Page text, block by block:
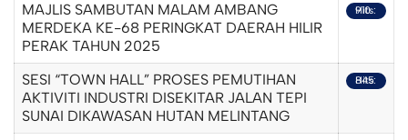
MAJLIS SAMBUTAN MALAM AMBANG
MERDEKA KE-68 PERINGKAT DAERAH HILIR
PERAK TAHUN 2025
Hits: 910
SESI “TOWN HALL” PROSES PEMUTIHAN
AKTIVITI INDUSTRI DISEKITAR JALAN TEPI
SUNAI DIKAWASAN HUTAN MELINTANG
Hits: 845